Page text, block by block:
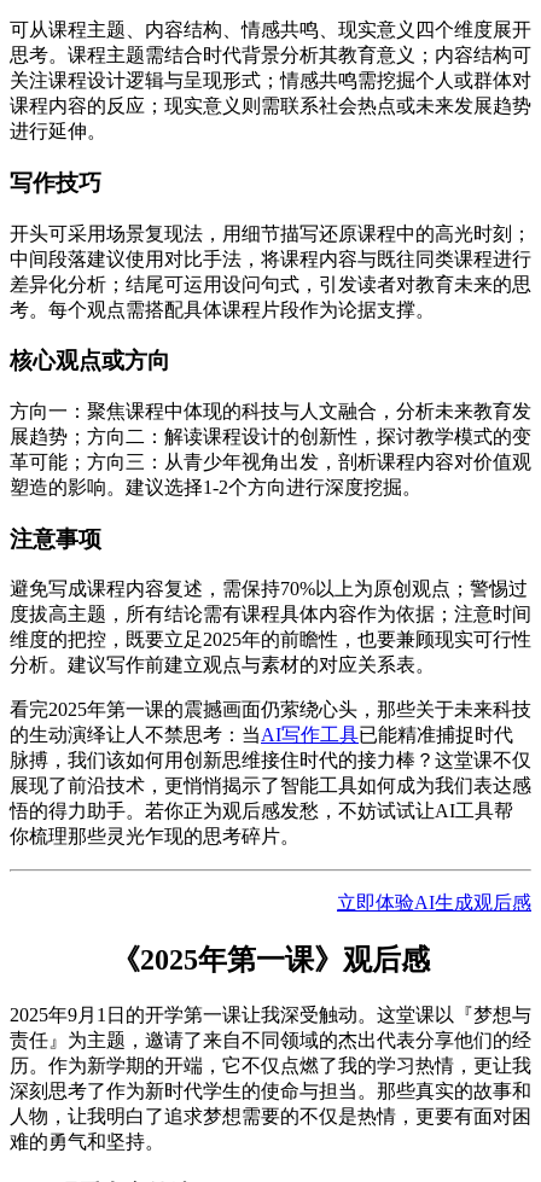
可从课程主题、内容结构、情感共鸣、现实意义四个维度展开
思考。课程主题需结合时代背景分析其教育意义；内容结构可
关注课程设计逻辑与呈现形式；情感共鸣需挖掘个人或群体对
课程内容的反应；现实意义则需联系社会热点或未来发展趋势
进行延伸。
写作技巧
开头可采用场景复现法，用细节描写还原课程中的高光时刻；
中间段落建议使用对比手法，将课程内容与既往同类课程进行
差异化分析；结尾可运用设问句式，引发读者对教育未来的思
考。每个观点需搭配具体课程片段作为论据支撑。
核心观点或方向
方向一：聚焦课程中体现的科技与人文融合，分析未来教育发
展趋势；方向二：解读课程设计的创新性，探讨教学模式的变
革可能；方向三：从青少年视角出发，剖析课程内容对价值观
塑造的影响。建议选择1-2个方向进行深度挖掘。
注意事项
避免写成课程内容复述，需保持70%以上为原创观点；警惕过
度拔高主题，所有结论需有课程具体内容作为依据；注意时间
维度的把控，既要立足2025年的前瞻性，也要兼顾现实可行性
分析。建议写作前建立观点与素材的对应关系表。
看完2025年第一课的震撼画面仍萦绕心头，那些关于未来科技
的生动演绎让人不禁思考：当AI写作工具已能精准捕捉时代
脉搏，我们该如何用创新思维接住时代的接力棒？这堂课不仅
展现了前沿技术，更悄悄揭示了智能工具如何成为我们表达感
悟的得力助手。若你正为观后感发愁，不妨试试让AI工具帮
你梳理那些灵光乍现的思考碎片。
立即体验AI生成观后感
《2025年第一课》观后感
2025年9月1日的开学第一课让我深受触动。这堂课以『梦想与
责任』为主题，邀请了来自不同领域的杰出代表分享他们的经
历。作为新学期的开端，它不仅点燃了我的学习热情，更让我
深刻思考了作为新时代学生的使命与担当。那些真实的故事和
人物，让我明白了追求梦想需要的不仅是热情，更要有面对困
难的勇气和坚持。